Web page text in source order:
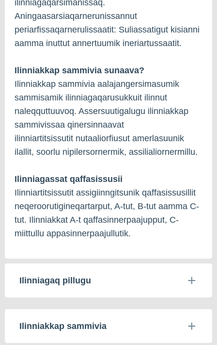
ilinniagaqarsimanissaq.
Aningaasarsiaqarnerunissannut
periarfissaqarnerulissaatit: Suliassatigut kisianni
aamma inuttut annertuumik ineriartussaatit.
Ilinniakkap sammivia sunaava?
Ilinniakkap sammivia aalajangersimasumik
sammisamik ilinniagaqarusukkuit ilinnut
naleqquttuuvoq. Assersuutigalugu ilinniakkap
sammivissaa qinersinnaavat
ilinniartitsissutit nutaaliorfiusut amerlasuunik
ilallit, soorlu nipilersornermik, assilialiornermillu.
Ilinniagassat qaffasissusii
Ilinniartitsissutit assigiinngitsunik qaffasissusillit
neqeroorutigineqartarput, A-tut, B-tut aamma C-
tut. Ilinniakkat A-t qaffasinnerpaajupput, C-
miittullu appasinnerpaajullutik.
Ilinniagaq pillugu
Ilinniakkap sammivia